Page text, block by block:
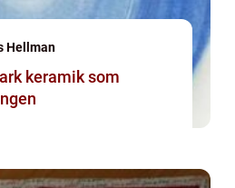
Hellman
keramik som